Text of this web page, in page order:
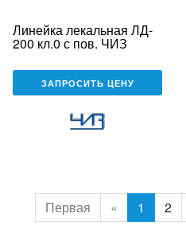
Линейка лекальная ЛД-
200 кл.0 с пов. ЧИЗ
ЗАПРОСИТЬ ЦЕНУ
Первая « 1 2